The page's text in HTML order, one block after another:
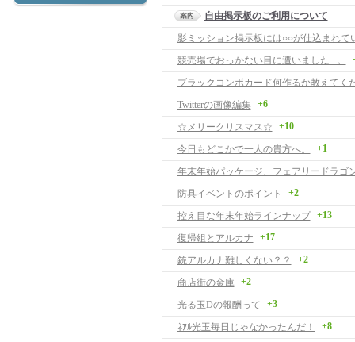
自由掲示板のご利用について
影ミッション掲示板には○○が仕込まれて
競売場でおっかない目に遭いました...。
ブラックコンボカード何作るか教えてく
Twitterの画像編集
+6
☆メリークリスマス☆ +10
今日もどこかで一人の貴方へ。 +1
年末年始パッケージ、フェアリードラゴ
防具イベントのポイント
+2
控え目な年末年始ラインナップ +13
復帰組とアルカナ +17
銃アルカナ難しくない？？ +2
商店街の金庫 +2
光る玉Dの報酬って +3
ﾈｱﾙ光玉毎日じゃなかったんだ！ +8